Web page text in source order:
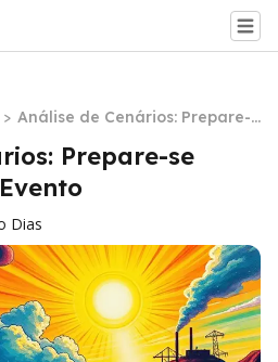
> Análise de Cenários: Prepare-s
e para Qualquer Evento
Prepare-se
Dias